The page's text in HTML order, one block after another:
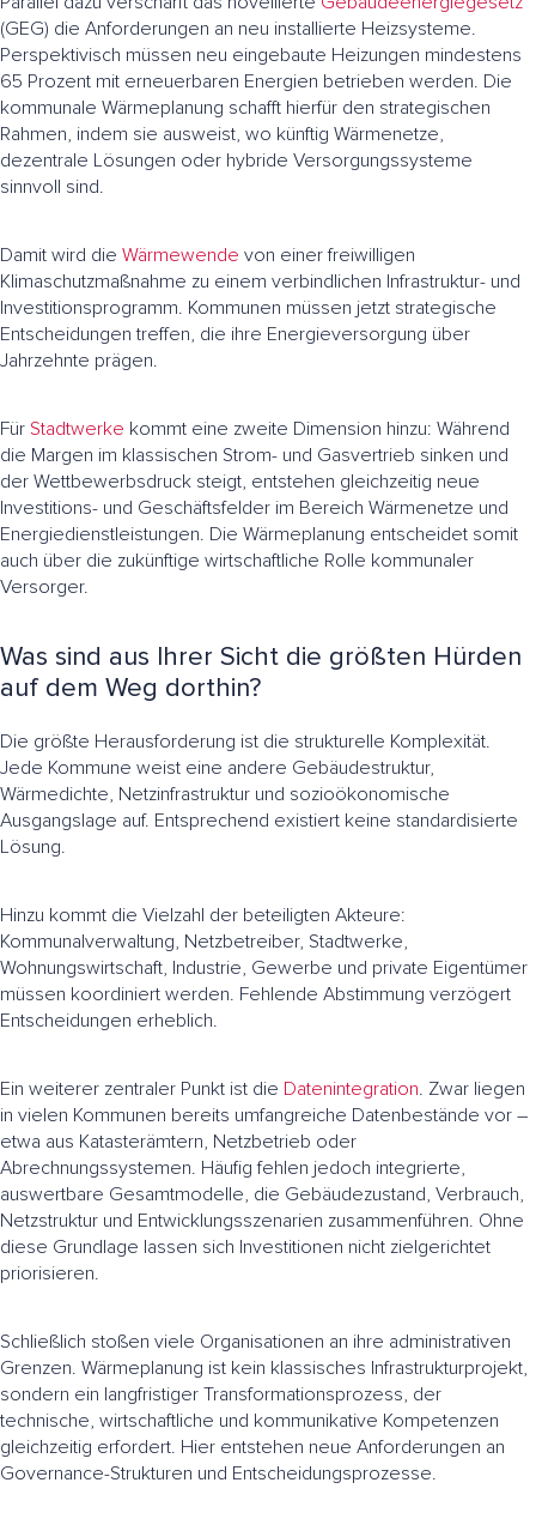
(GEG) die Anforderungen an neu installierte Heizsysteme.
Perspektivisch müssen neu eingebaute Heizungen mindestens
65 Prozent mit erneuerbaren Energien betrieben werden. Die
kommunale Wärmeplanung schafft hierfür den strategischen
Rahmen, indem sie ausweist, wo künftig Wärmenetze,
dezentrale Lösungen oder hybride Versorgungssysteme
sinnvoll sind.
Damit wird die Wärmewende von einer freiwilligen
Klimaschutzmaßnahme zu einem verbindlichen Infrastruktur- und
Investitionsprogramm. Kommunen müssen jetzt strategische
Entscheidungen treffen, die ihre Energieversorgung über
Jahrzehnte prägen.
Für Stadtwerke kommt eine zweite Dimension hinzu: Während
die Margen im klassischen Strom- und Gasvertrieb sinken und
der Wettbewerbsdruck steigt, entstehen gleichzeitig neue
Investitions- und Geschäftsfelder im Bereich Wärmenetze und
Energiedienstleistungen. Die Wärmeplanung entscheidet somit
auch über die zukünftige wirtschaftliche Rolle kommunaler
Versorger.
Was sind aus Ihrer Sicht die größten Hürden
auf dem Weg dorthin?
Die größte Herausforderung ist die strukturelle Komplexität.
Jede Kommune weist eine andere Gebäudestruktur,
Wärmedichte, Netzinfrastruktur und sozioökonomische
Ausgangslage auf. Entsprechend existiert keine standardisierte
Lösung.
Hinzu kommt die Vielzahl der beteiligten Akteure:
Kommunalverwaltung, Netzbetreiber, Stadtwerke,
Wohnungswirtschaft, Industrie, Gewerbe und private Eigentümer
müssen koordiniert werden. Fehlende Abstimmung verzögert
Entscheidungen erheblich.
Ein weiterer zentraler Punkt ist die Datenintegration. Zwar liegen
in vielen Kommunen bereits umfangreiche Datenbestände vor –
etwa aus Katasterämtern, Netzbetrieb oder
Abrechnungssystemen. Häufig fehlen jedoch integrierte,
auswertbare Gesamtmodelle, die Gebäudezustand, Verbrauch,
Netzstruktur und Entwicklungsszenarien zusammenführen. Ohne
diese Grundlage lassen sich Investitionen nicht zielgerichtet
priorisieren.
Schließlich stoßen viele Organisationen an ihre administrativen
Grenzen. Wärmeplanung ist kein klassisches Infrastrukturprojekt,
sondern ein langfristiger Transformationsprozess, der
technische, wirtschaftliche und kommunikative Kompetenzen
gleichzeitig erfordert. Hier entstehen neue Anforderungen an
Governance-Strukturen und Entscheidungsprozesse.